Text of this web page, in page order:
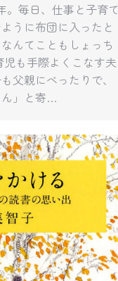
。毎日、仕事と子育て
うに布団に入ったと
んてこともしょっち
も手際よくこなす夫
父親にべったりで、
」と寄…